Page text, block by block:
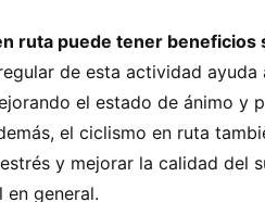
ruta puede tener beneficios
de esta actividad
el estado de ánimo y
el ciclismo en ruta
y mejorar la calidad del
en general.